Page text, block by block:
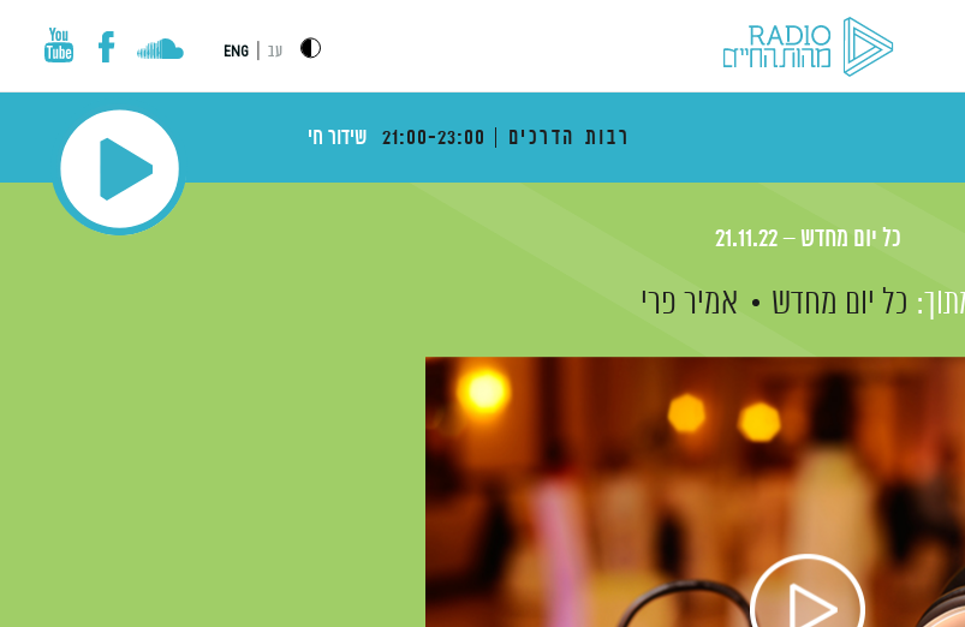
עב ENG
רבות הדרכים 21:00-23:00 שידור חי
כל יום מחדש – 21.11.22
כל יום מחדש אמיר פרי